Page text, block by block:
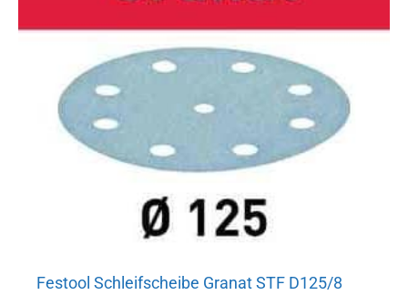
Festool Schleifscheibe Granat STF D125/8